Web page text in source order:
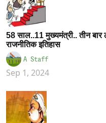
58 साल..11 मुख्यमंत्री.. तीन बार
राजनीतिक इतिहास
A Staff
Sep 1, 2024